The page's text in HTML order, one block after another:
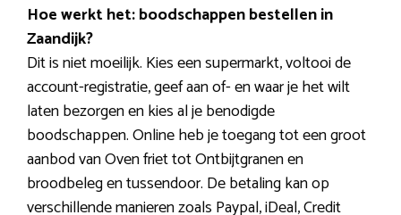
Hoe werkt het: boodschappen bestellen in
Zaandijk?
Dit is niet moeilijk. Kies een supermarkt, voltooi de
account-registratie, geef aan of- en waar je het wilt
laten bezorgen en kies al je benodigde
boodschappen. Online heb je toegang tot een groot
aanbod van Oven friet tot Ontbijtgranen en
broodbeleg en tussendoor. De betaling kan op
verschillende manieren zoals Paypal, iDeal, Credit